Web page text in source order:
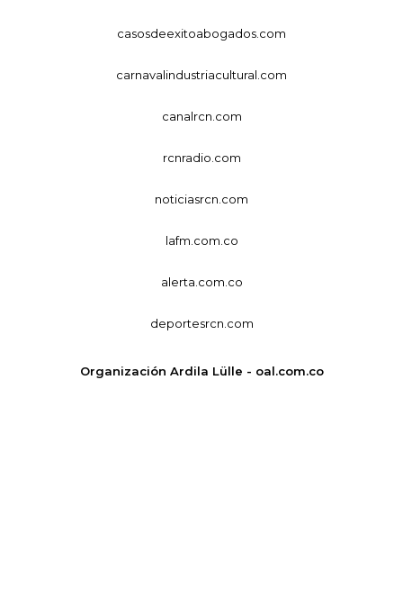
casosdeexitoabogados.com
carnavalindustriacultural.com
canalrcn.com
rcnradio.com
noticiasrcn.com
lafm.com.co
alerta.com.co
deportesrcn.com
Organización Ardila Lülle - oal.com.co